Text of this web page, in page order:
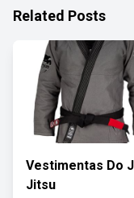
Related Posts
Vestimentas Do
Jitsu